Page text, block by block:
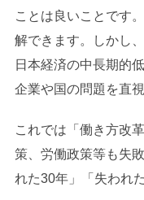
ことは良いことです
解できます。しかし
日本経済の中長期的
企業や国の問題を直
これでは「働き方改
策、労働政策等も失
れた30年」「失われ